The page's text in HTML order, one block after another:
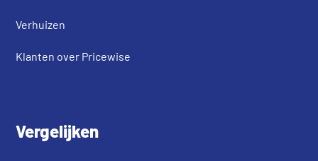
Verhuizen
Klanten over Pricewise
Vergelijken